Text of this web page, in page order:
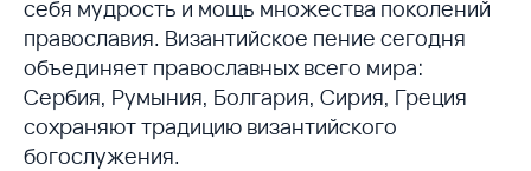
себя мудрость и мощь множества поколений
православия. Византийское пение сегодня
объединяет православных всего мира:
Сербия, Румыния, Болгария, Сирия, Греция
сохраняют традицию византийского
богослужения.